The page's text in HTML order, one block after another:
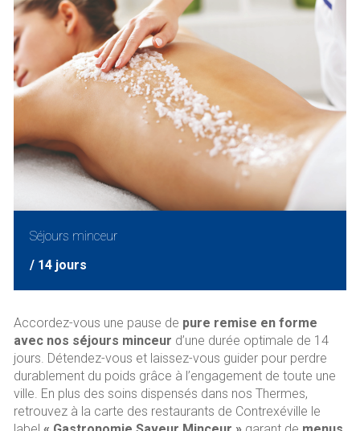
Séjours minceur
/ 14 jours
Accordez-vous une pause de pure remise en forme
avec nos séjours minceur d’une durée optimale de 14
jours. Détendez-vous et laissez-vous guider pour perdre
durablement du poids grâce à l’engagement de toute une
ville. En plus des soins dispensés dans nos Thermes,
retrouvez à la carte des restaurants de Contrexéville le